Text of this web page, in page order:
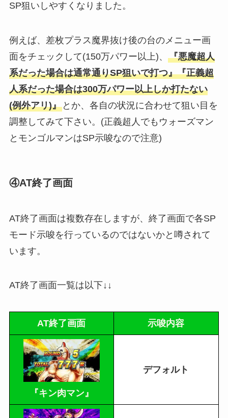
SP狙いしやすくなりました。
例えば、差枚プラス魔界抜け後の台のメニュー画
面をチェックして(150万パワー以上)、 『悪魔超人
系だった場合は通常通りSP狙いで打つ』『正義超
人系だった場合は300万パワー以上しか打たない
(例外アリ)』とか、各自の状況に合わせて狙い目を
調整してみて下さい。(正義超人でもウォーズマン
とモンゴルマンはSP示唆なので注意)
④AT終了画面
AT終了画面は複数存在しますが、終了画面で各SP
モード示唆を行っているのではないかと噂されて
います。
AT終了画面一覧は以下↓↓
AT終了画面 示唆内容
『キン肉マン』
デフォルト